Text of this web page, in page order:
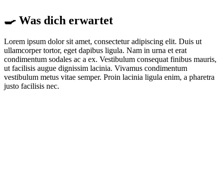
🍳 Was dich erwartet
Lorem ipsum dolor sit amet, consectetur adipiscing elit. Duis ut
ullamcorper tortor, eget dapibus ligula. Nam in urna et erat
condimentum sodales ac a ex. Vestibulum consequat finibus mauris,
ut facilisis augue dignissim lacinia. Vivamus condimentum
vestibulum metus vitae semper. Proin lacinia ligula enim, a pharetra
justo facilisis nec.